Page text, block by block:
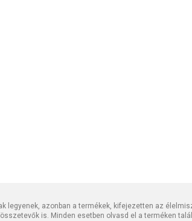
legyenek, azonban a termékek, kifejezetten az
is. Minden esetben olvasd el a terméken